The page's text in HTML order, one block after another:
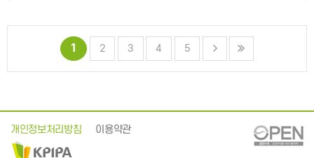
1 2 3 4 5
개인정보처리방침 이용약관